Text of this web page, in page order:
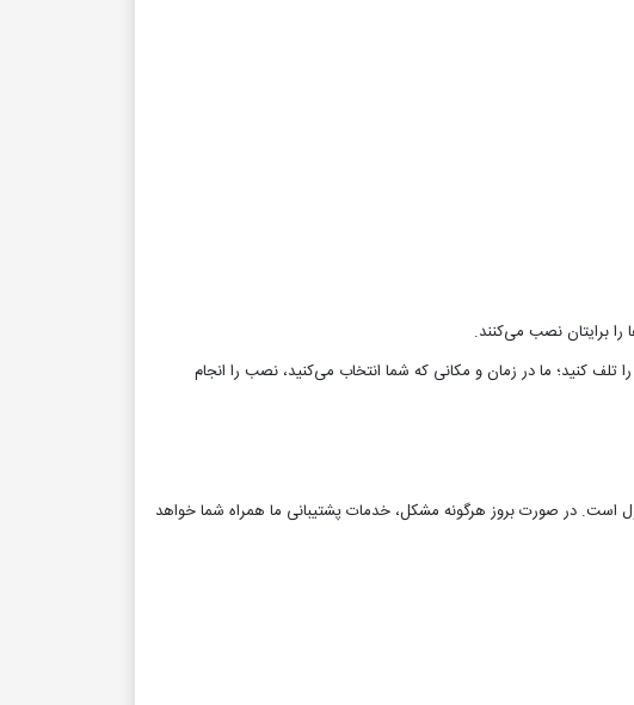
برایتان نصب می‌کنند.
تلف کنید؛ ما در زمان و مکانی که شما انتخاب می‌کنید، نصب را انجام
است. در صورت بروز هرگونه مشکل، خدمات پشتیبانی ما همراه شما خواهد